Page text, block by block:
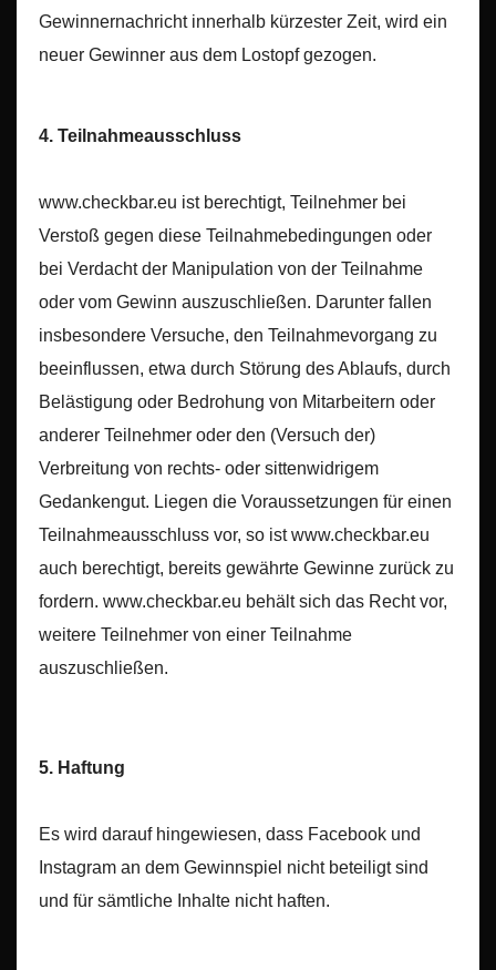
Gewinnernachricht innerhalb kürzester Zeit, wird ein
neuer Gewinner aus dem Lostopf gezogen.
4. Teilnahmeausschluss
www.checkbar.eu ist berechtigt, Teilnehmer bei
Verstoß gegen diese Teilnahmebedingungen oder
bei Verdacht der Manipulation von der Teilnahme
oder vom Gewinn auszuschließen. Darunter fallen
insbesondere Versuche, den Teilnahmevorgang zu
beeinflussen, etwa durch Störung des Ablaufs, durch
Belästigung oder Bedrohung von Mitarbeitern oder
anderer Teilnehmer oder den (Versuch der)
Verbreitung von rechts- oder sittenwidrigem
Gedankengut. Liegen die Voraussetzungen für einen
Teilnahmeausschluss vor, so ist www.checkbar.eu
auch berechtigt, bereits gewährte Gewinne zurück zu
fordern. www.checkbar.eu behält sich das Recht vor,
weitere Teilnehmer von einer Teilnahme
auszuschließen.
5. Haftung
Es wird darauf hingewiesen, dass Facebook und
Instagram an dem Gewinnspiel nicht beteiligt sind
und für sämtliche Inhalte nicht haften.